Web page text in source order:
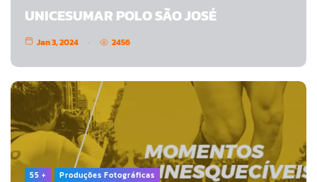
UNICESUMAR POLO SÃO JOSÉ
Jan 3, 2024 2456
55 + Produções Fotográficas